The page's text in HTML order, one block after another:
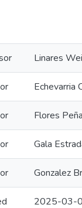
Linares
Echevarria
Flores
Gala
Gonzalez
2025-03-